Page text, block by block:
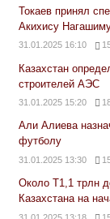
Токаев принял
Акихису
31.01.2025 16:10
Казахстан
строителей АЭС
31.01.2025 15:20
Али Алиева
футболу
31.01.2025 13:30
Около Т1,1 трлн
Казахстана на
31.01.2025 13:18